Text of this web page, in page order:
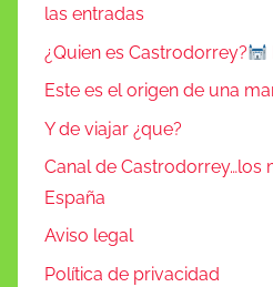
las entradas
¿Quien es Castrodorrey?
Este es el origen de una
Y de viajar ¿que?
Canal de Castrodorrey…los
España
Aviso legal
Política de privacidad